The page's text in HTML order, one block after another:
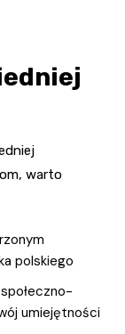
warto
polskiego
umiejętności